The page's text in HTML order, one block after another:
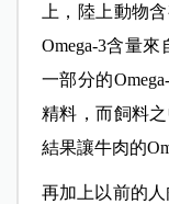
上，陸上動物
Omega-3含量
一部分的
精料，而飼料
結果讓牛肉的
再加上以前的